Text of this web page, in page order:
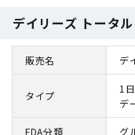
デイリーズ トータ
販売名 デ
タイプ
1
デ
FDA分類 グ